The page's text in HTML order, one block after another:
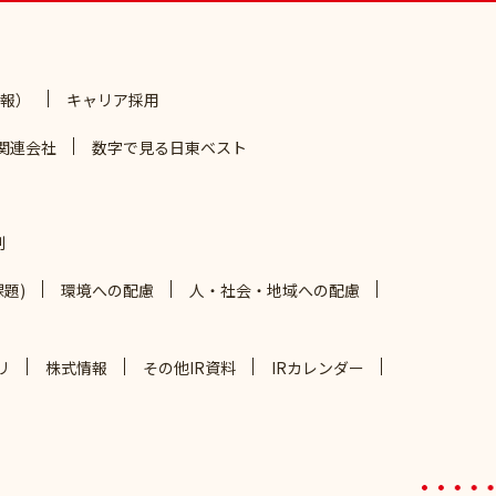
） キャリア採用
連会社 数字で見る日東ベスト
題) 環境への配慮 人・社会・地域への配慮
株式情報 その他IR資料 IRカレンダー